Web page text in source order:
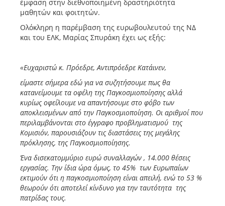
έμφαση στην διεθνοποιημένη δραστηριότητα
μαθητών και φοιτητών.
Ολόκληρη η παρέμβαση της ευρωβουλευτού της ΝΔ
και του ΕΛΚ, Μαρίας Σπυράκη έχει ως εξής:
«Ευχαριστώ κ. Πρόεδρε, Αντιπρόεδρε Κατάινεν,
είμαστε σήμερα εδώ για να συζητήσουμε πως θα
κατανείμουμε τα οφέλη της Παγκοσμιοποίησης αλλά
κυρίως οφείλουμε να απαντήσουμε στο φόβο των
αποκλεισμένων από την Παγκοσμιοποίηση. Οι αριθμοί που
περιλαμβάνονται στο έγγραφο προβληματισμού της
Κομισιόν, παρουσιάζουν τις διαστάσεις της μεγάλης
πρόκλησης, της Παγκοσμιοποίησης.
Ένα δισεκατομμύριο ευρώ συναλλαγών , 14.000 θέσεις
εργασίας. Την ίδια ώρα όμως, το 45% των Ευρωπαίων
εκτιμούν ότι η παγκοσμιοποίηση είναι απειλή, ενώ το 53 %
θεωρούν ότι αποτελεί κίνδυνο για την ταυτότητα της
πατρίδας τους.